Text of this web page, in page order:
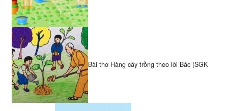
Bài thơ Hàng cây trồng theo lời Bác (SGK